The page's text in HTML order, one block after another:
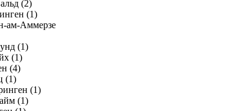
(2)
(1)
ам-Аммерзе
(1)
(1)
(4)
(1)
(1)
(1)